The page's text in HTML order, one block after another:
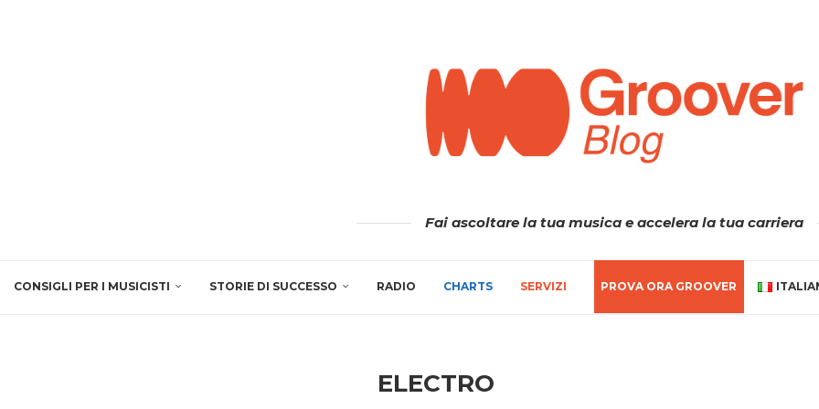
Fai ascoltare la tua musica e accelera la tua carriera
CONSIGLI PER I MUSICISTI STORIE DI SUCCESSO RADIO CHARTS SERVIZI PROVA ORA GROOVER
ELECTRO